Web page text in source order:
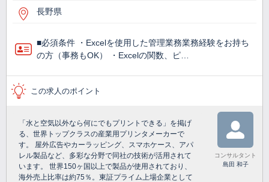
長野県
■必須条件 ・Excelを使用した管理業務業務経験をお持ち
の方（事務もOK） ・Excelの関数、ピ…
この求人のポイント
「水と空気以外なら何にでもプリントできる」を掲げ
る、世界トップクラスの産業用プリンタメーカーで
す。 屋外広告やカーラッピング、スマホケース、アパ
レル製品など、多彩な分野で同社の技術が活用されて
います。 世界150ヶ国以上で製品が使用されており、
海外売上比率は約75％。東証プライム上場企業として
コンサルタント
島田 和子